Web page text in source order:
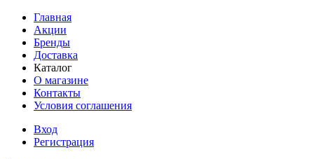
Главная
Акции
Бренды
Доставка
Каталог
О магазине
Контакты
Условия соглашения
Вход
Регистрация